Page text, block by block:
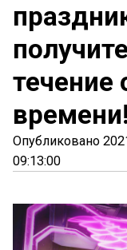
течение
времени!
Опубликовано
09:13:00